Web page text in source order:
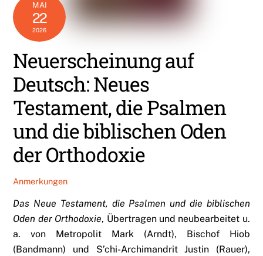
MAI
22
2026
Neuerscheinung auf
Deutsch: Neues
Testament, die Psalmen
und die biblischen Oden
der Orthodoxie
Anmerkungen
Das Neue Testament, die Psalmen und die biblischen
Oden der Orthodoxie, Übertragen und neubearbeitet u.
a. von Metropolit Mark (Arndt), Bischof Hiob
(Bandmann) und S’chi-Archimandrit Justin (Rauer),